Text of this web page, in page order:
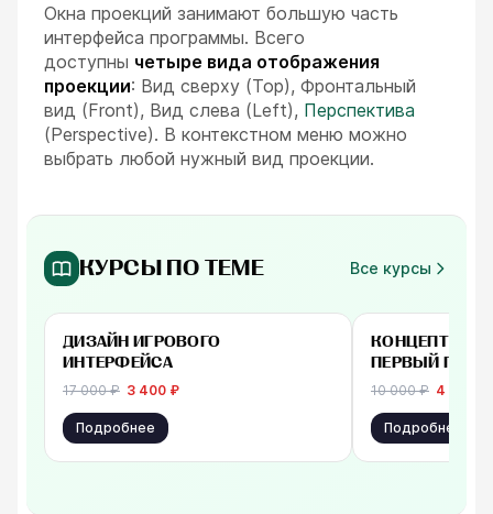
Окна проекций занимают большую часть
интерфейса программы. Всего
доступны четыре вида отображения
проекции: Вид сверху (Top), Фронтальный
вид (Front), Вид слева (Left), Перспектива
(Perspective). В контекстном меню можно
выбрать любой нужный вид проекции.
КУРСЫ ПО ТЕМЕ Все курсы
от 3 400 ₽
ДИЗАЙН ИГРОВОГО
ИНТЕРФЕЙСА
17 000 ₽ 3 400 ₽
Подробнее
от 4 500 ₽
КОНЦЕПТ
ПЕРВЫЙ
10 000 ₽ 4 500
Подробнее